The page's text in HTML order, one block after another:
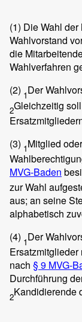
(1) Die Wahl
Wahlvorstand
die
Wahlverfahren
(2) 1Der
2Gleichzeitig
(3) 1Mitglied
MVG-Baden
zur Wahl
aus; an seine
alphabetisch
(4) 1Der
nach § 9 MVG-
Durchführung
2Kandidierende